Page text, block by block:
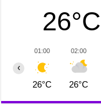
26°C
01:00
26°C
02:00
26°C
‹